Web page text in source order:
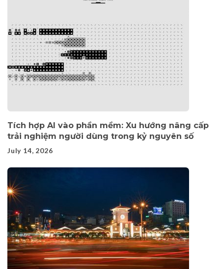
Tích hợp AI vào phần mềm: Xu hướng nâng cấp
trải nghiệm người dùng trong kỷ nguyên số
July 14, 2026